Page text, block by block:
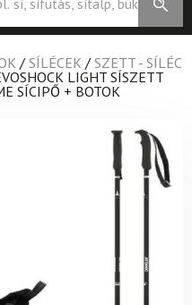
/ SÍLÉCEK / SZETT - SÍLÉC
LIGHT SÍSZETT
SÍCIPŐ + BOTOK